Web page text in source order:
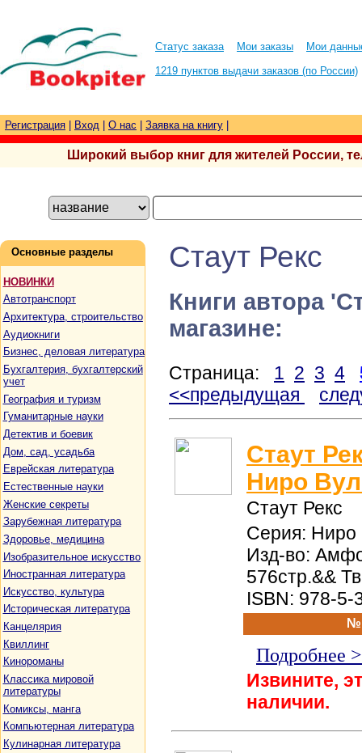
Статус заказа Мои заказы
Мои
1219 пунктов выдачи заказов (по России)
Регистрация Вход О нас Заявка на книгу
Широкий выбор книг для жителей России,
Основные разделы
НОВИНКИ
Автотранспорт
Архитектура, строительство
Аудиокниги
Бизнес, деловая литература
Бухгалтерия, бухгалтерский
учет
География и туризм
Гуманитарные науки
Детектив и боевик
Дом, сад, усадьба
Еврейская литература
Естественные науки
Женские секреты
Зарубежная литература
Здоровье, медицина
Изобразительное искусство
Иностранная литература
Искусство, культура
Историческая литература
Канцелярия
Квиллинг
Кинороманы
Классика мировой
литературы
Комиксы, манга
Компьютерная литература
Кулинарная литература
Стаут Рекс
Книги автора
магазине:
Страница: 1 2 3 4
<<предыдущая
Стаут
Ниро
Стаут Рекс
Серия: Ниро
Изд-во:
576стр.&&
ISBN: 978-5-
Подробнее
Извините,
наличии.